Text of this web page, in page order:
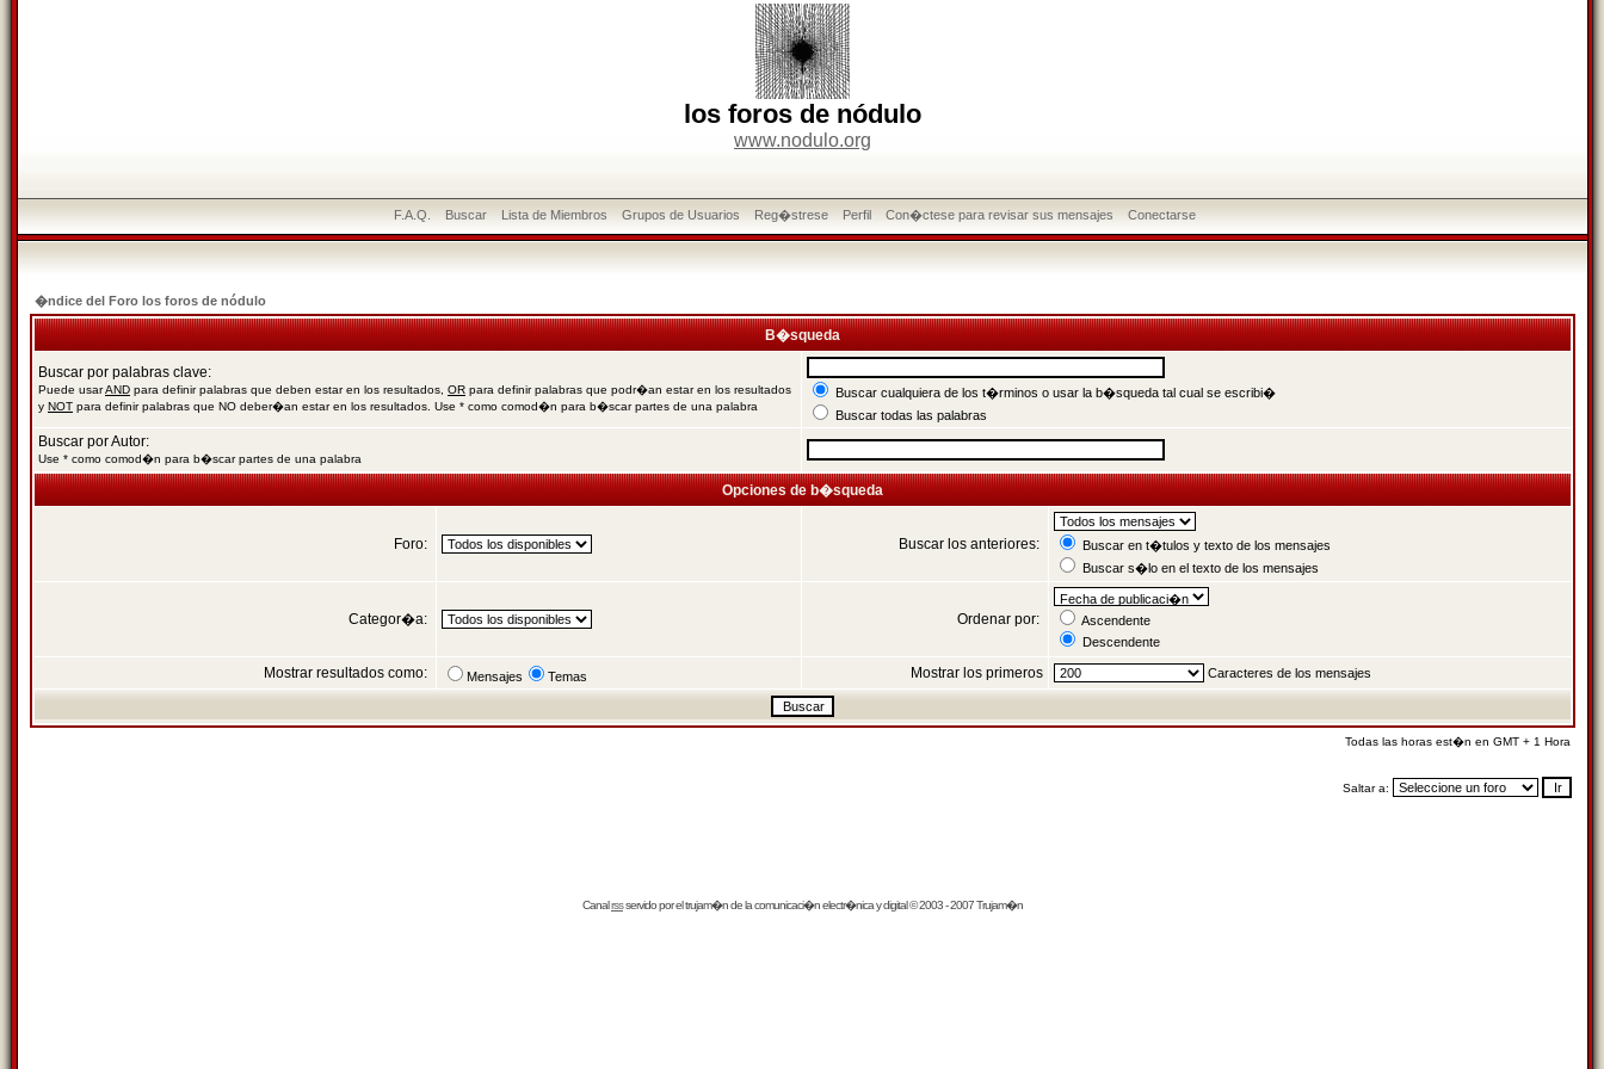
los foros de nódulo
www.nodulo.org
F.A.Q. Buscar Lista de Miembros Grupos de Usuarios Reg�strese Perfil Con�ctese para revisar sus mensajes Conectarse
�ndice del Foro los foros de nódulo
B�squeda
Buscar por palabras clave:
Puede usarAND para definir palabras que deben estar en los resultados, OR para definir palabras que podr�an estar en los resultados
y NOT para definir palabras que NO deber�an estar en los resultados. Use * como comod�n para b�scar partes de una palabra
Buscar cualquiera de los t�rminos o usar la b�squeda tal cual se escribi�
Buscar todas las palabras
Buscar por Autor:
Use * como comod�n para b�scar partes de una palabra
Opciones de b�squeda
Foro: Buscar los anteriores:
Buscar en t�tulos y texto de los mensajes
Buscar s�lo en el texto de los mensajes
Categor�a: Ordenar por:
Ascendente
Descendente
Mostrar resultados como: Mensajes Temas Mostrar los primeros Caracteres de los mensajes
Todas las horas est�n en GMT + 1 Hora
Saltar a:
Canalrssservido por eltrujam�nde la comunicaci�n electr�nica y digital © 2003 - 2007 Trujam�n